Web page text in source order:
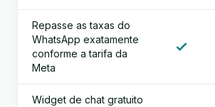
Repasse as taxas do
WhatsApp exatamente
conforme a tarifa da
Meta
Widget de chat gratuito